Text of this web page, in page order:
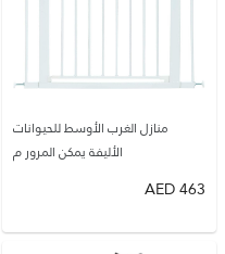
منازل الغرب الأوسط للحيوانات
الأليفة يمكن المرور م
463
AED